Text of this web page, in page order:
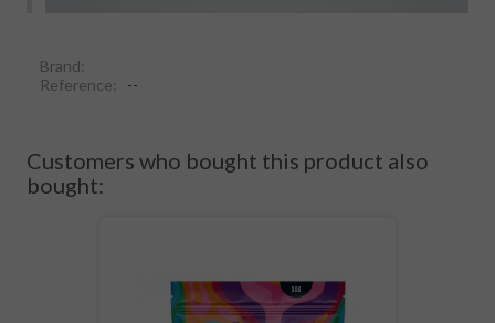
Brand:
Reference:
--
Customers who bought this product also
bought: